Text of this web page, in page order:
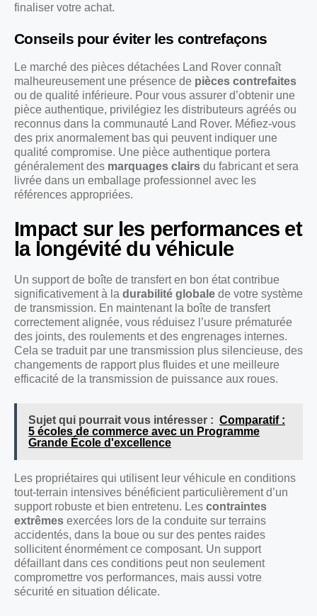
finaliser votre achat.
Conseils pour éviter les contrefaçons
Le marché des pièces détachées Land Rover connaît
malheureusement une présence de pièces contrefaites
ou de qualité inférieure. Pour vous assurer d’obtenir une
pièce authentique, privilégiez les distributeurs agréés ou
reconnus dans la communauté Land Rover. Méfiez-vous
des prix anormalement bas qui peuvent indiquer une
qualité compromise. Une pièce authentique portera
généralement des marquages clairs du fabricant et sera
livrée dans un emballage professionnel avec les
références appropriées.
Impact sur les performances et
la longévité du véhicule
Un support de boîte de transfert en bon état contribue
significativement à la durabilité globale de votre système
de transmission. En maintenant la boîte de transfert
correctement alignée, vous réduisez l’usure prématurée
des joints, des roulements et des engrenages internes.
Cela se traduit par une transmission plus silencieuse, des
changements de rapport plus fluides et une meilleure
efficacité de la transmission de puissance aux roues.
Sujet qui pourrait vous intéresser : Comparatif :
5 écoles de commerce avec un Programme
Grande École d'excellence
Les propriétaires qui utilisent leur véhicule en conditions
tout-terrain intensives bénéficient particulièrement d’un
support robuste et bien entretenu. Les contraintes
extrêmes exercées lors de la conduite sur terrains
accidentés, dans la boue ou sur des pentes raides
sollicitent énormément ce composant. Un support
défaillant dans ces conditions peut non seulement
compromettre vos performances, mais aussi votre
sécurité en situation délicate.